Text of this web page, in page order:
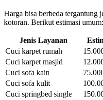
Harga bisa berbeda tergantung
kotoran. Berikut estimasi umum:
Jenis Layanan
Cuci karpet rumah
Cuci karpet masjid
Cuci sofa kain
Cuci sofa kulit
Cuci springbed single